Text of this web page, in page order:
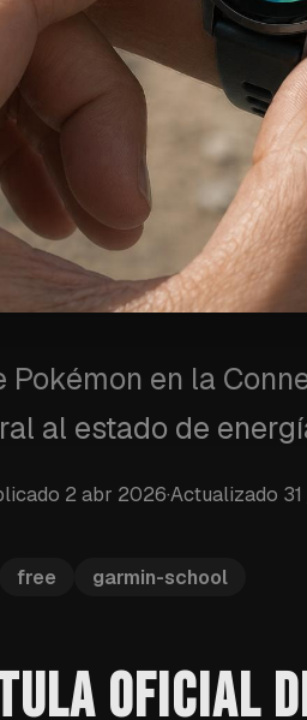
en la
al estado de
2 abr 2026·Actualizado
free garmin-school
OFICIAL